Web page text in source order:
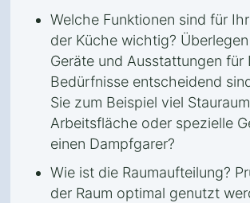
Welche Funktionen sind für
der Küche wichtig?
Geräte und Ausstattungen für
Bedürfnisse entscheidend
Sie zum Beispiel viel
Arbeitsfläche oder spezielle
einen Dampfgarer?
Wie ist die Raumaufteilung?
der Raum optimal genutzt